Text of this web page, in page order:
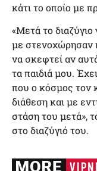
κάτι το οποίο με
«Μετά το
με στενοχώρησαν
να σκεφτεί αν
τα παιδιά μου.
που ο κόσμος τον
διάθεση και με
στάση του μετά»,
στο διαζύγιό του.